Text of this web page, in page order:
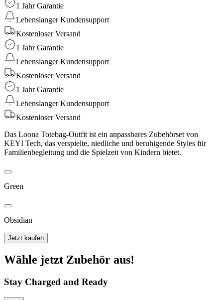
1 Jahr Garantie
Lebenslanger Kundensupport
Kostenloser Versand
1 Jahr Garantie
Lebenslanger Kundensupport
Kostenloser Versand
1 Jahr Garantie
Lebenslanger Kundensupport
Kostenloser Versand
Das Loona Totebag-Outfit ist ein anpassbares Zubehörset von
KEYI Tech, das verspielte, niedliche und beruhigende Styles für
Familienbegleitung und die Spielzeit von Kindern bietet.
Green
Obsidian
Jetzt kaufen
Wähle jetzt Zubehör aus!
Stay Charged and Ready